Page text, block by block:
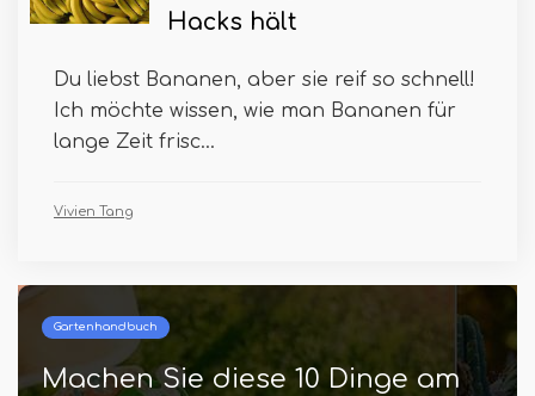
Hacks hält
Du liebst Bananen, aber sie reif so schnell!
Ich möchte wissen, wie man Bananen für
lange Zeit frisc...
Vivien Tang
Beste und oberste Gartenarbeit
12 tolle Tipps zum Starten eines